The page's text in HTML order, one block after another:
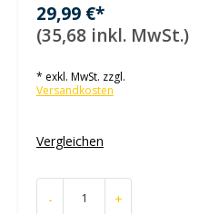
29,99 €*
(35,68 inkl. MwSt.)
* exkl. MwSt. zzgl.
Versandkosten
Vergleichen
- +